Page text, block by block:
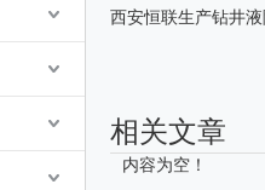
西安恒联生产钻井
相关文章
内容为空！